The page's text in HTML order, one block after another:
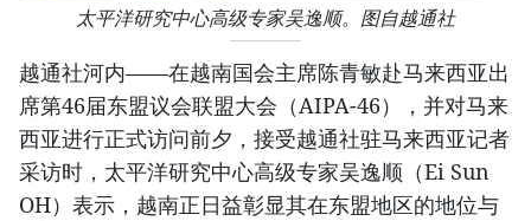
太平洋研究中心高级专家吴逸顺。图自越通社
越通社河内——在越南国会主席陈青敏赴马来西亚出
席第46届东盟议会联盟大会（AIPA-46），并对马来
西亚进行正式访问前夕，接受越通社驻马来西亚记者
采访时，太平洋研究中心高级专家吴逸顺（Ei Sun
OH）表示，越南正日益彰显其在东盟地区的地位与